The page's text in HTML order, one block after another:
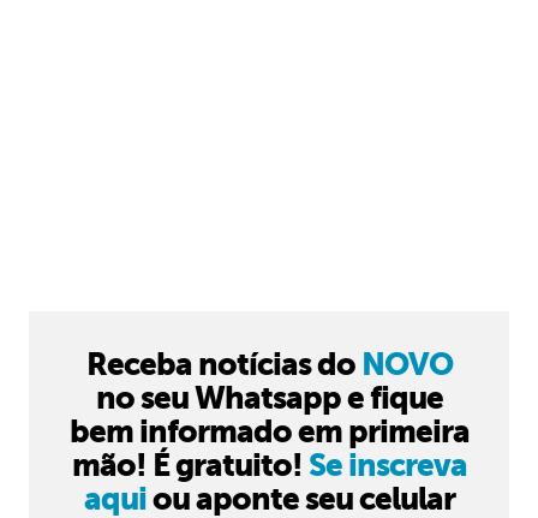
Receba notícias do NOVO
no seu Whatsapp e fique
bem informado em primeira
mão! É gratuito! Se inscreva
aquiou aponte seu celular